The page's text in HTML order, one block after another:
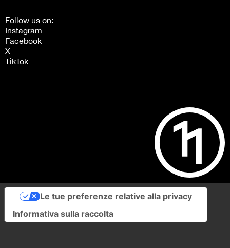
Follow us on:
Instagram
Facebook
X
TikTok
Informativa sulla raccolta
Le tue preferenze relative alla privacy